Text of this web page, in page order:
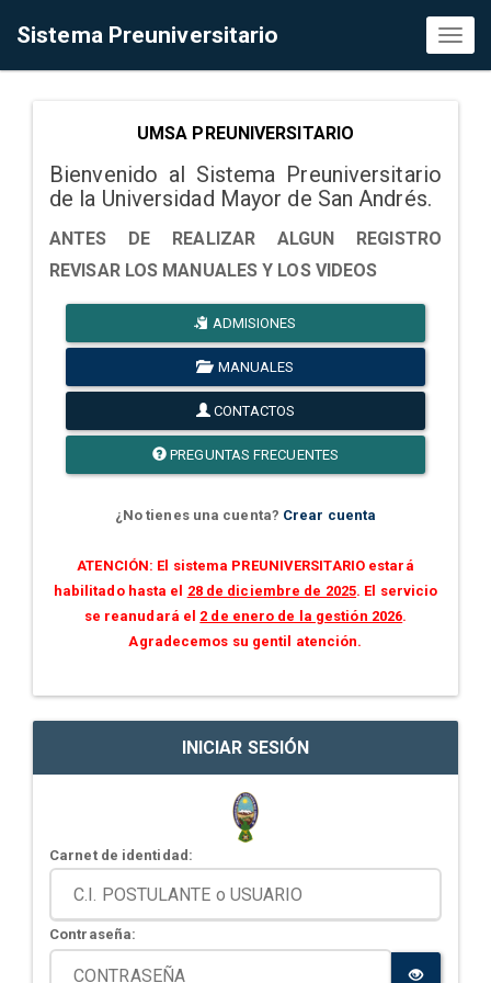
Sistema Preuniversitario
UMSA PREUNIVERSITARIO
Bienvenido al Sistema Preuniversitario
de la Universidad Mayor de San Andrés.
ANTES DE REALIZAR ALGUN REGISTRO
REVISAR LOS MANUALES Y LOS VIDEOS
ADMISIONES
MANUALES
CONTACTOS
PREGUNTAS FRECUENTES
¿No tienes una cuenta? Crear cuenta
ATENCIÓN: El sistema PREUNIVERSITARIO estará
habilitado hasta el 28 de diciembre de 2025. El servicio
se reanudará el 2 de enero de la gestión 2026.
Agradecemos su gentil atención.
INICIAR SESIÓN
Carnet de identidad:
Contraseña: